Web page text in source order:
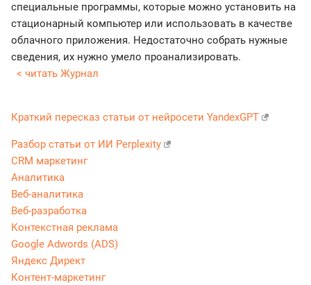
специальные программы, которые можно установить на
стационарный компьютер или использовать в качестве
облачного приложения. Недостаточно собрать нужные
сведения, их нужно умело проанализировать.
< читать Журнал
Краткий пересказ статьи от нейросети YandexGPT
Разбор статьи от ИИ Perplexity
CRM маркетинг
Аналитика
Веб-аналитика
Веб-разработка
Контекстная реклама
Google Adwords (ADS)
Яндекс Директ
Контент-маркетинг